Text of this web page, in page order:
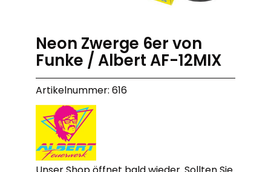
Neon Zwerge 6er von
Funke / Albert AF-12MIX
Artikelnummer: 616